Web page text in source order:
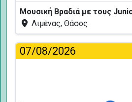
Λιμένας, Θάσος
07/08/2026